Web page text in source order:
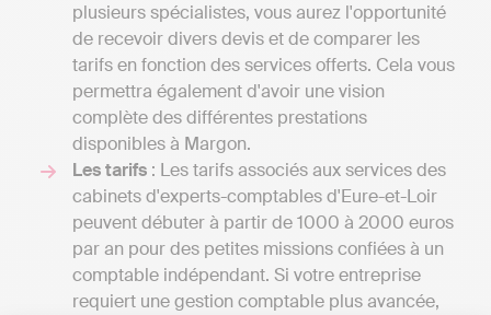
plusieurs spécialistes, vous aurez l'opportunité
de recevoir divers devis et de comparer les
tarifs en fonction des services offerts. Cela vous
permettra également d'avoir une vision
complète des différentes prestations
disponibles à Margon.
Les tarifs : Les tarifs associés aux services des
cabinets d'experts-comptables d'Eure-et-Loir
peuvent débuter à partir de 1000 à 2000 euros
par an pour des petites missions confiées à un
comptable indépendant. Si votre entreprise
requiert une gestion comptable plus avancée,